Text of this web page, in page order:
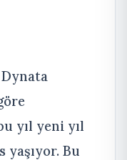
yıl yeni yıl
yaşıyor. Bu